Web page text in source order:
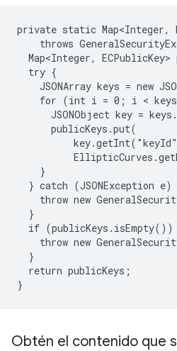
private static Map<Integer,
throws
Map<Integer,
  try {
JSONArray keys = new
for (int i = 0; i <
JSONObject key =
      publicKeys.put(
    }
} catch (JSONException e)
throw new
  }
if (publicKeys.isEmpty())
throw new
  }
  return publicKeys;
Obtén el contenido que